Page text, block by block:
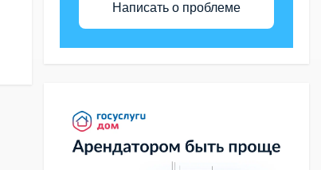
Написать о проблеме